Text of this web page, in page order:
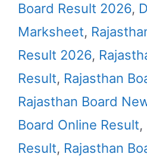
Board Result 2026,
Marksheet,
Result 2026,
Result, Rajasthan
Rajasthan Board
Board Online Result,
Result, Rajasthan